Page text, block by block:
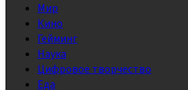
Мир
Кино
Гейминг
Наука
Цифровое творчество
Еда